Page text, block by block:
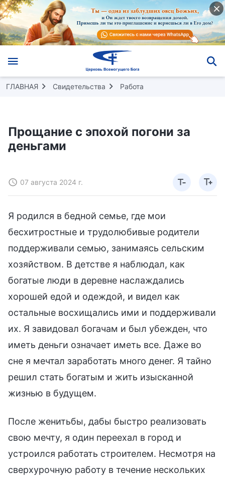
ГЛАВНАЯ Свидетельства Работа
Прощание с эпохой погони за
деньгами
07 августа 2024 г.
Я родился в бедной семье, где мои
бесхитростные и трудолюбивые родители
поддерживали семью, занимаясь сельским
хозяйством. В детстве я наблюдал, как
богатые люди в деревне наслаждались
хорошей едой и одеждой, и видел как
остальные восхищались ими и поддерживали
их. Я завидовал богачам и был убежден, что
иметь деньги означает иметь все. Даже во
сне я мечтал заработать много денег. Я тайно
решил стать богатым и жить изысканной
жизнью в будущем.
После женитьбы, дабы быстро реализовать
свою мечту, я один переехал в город и
устроился работать строителем. Несмотря на
сверхурочную работу в течение нескольких